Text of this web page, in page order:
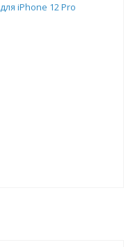
iPhone 12 Pro